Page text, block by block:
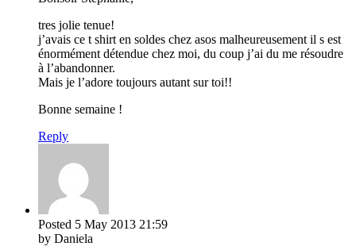
tres jolie tenue!
j’avais ce t shirt en soldes chez asos malheureusement il s est
énormément détendue chez moi, du coup j’ai du me résoudre
à l’abandonner.
Mais je l’adore toujours autant sur toi!!
Bonne semaine !
Reply
Posted 5 May 2013 21:59
by Daniela